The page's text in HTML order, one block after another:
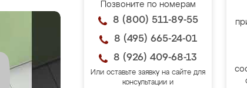
Позвоните по номерам
8 (800) 511-89-55
8 (495) 665-24-01
8 (926) 409-68-13
Или оставьте заявку на сайте для
консультации и